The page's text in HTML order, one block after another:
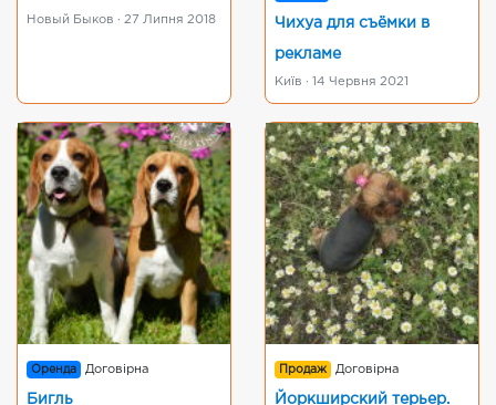
Новый Быков · 27 Липня 2018 Чихуа для съёмки в
рекламе
Київ · 14 Червня 2021
Оренда Договірна
Бигль
Продаж Договірна
Йоркширский терьер.